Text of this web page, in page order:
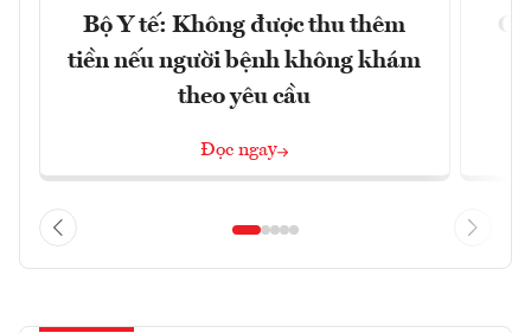
Bộ Y tế: Không được thu thêm
tiền nếu người bệnh không khám
theo yêu cầu
Đọc ngay